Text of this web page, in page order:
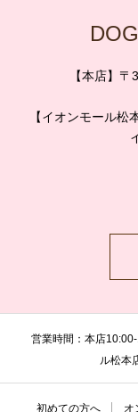
【本店】
【イオンモール
営業時間：本店
ル松本
初めての方へ オ